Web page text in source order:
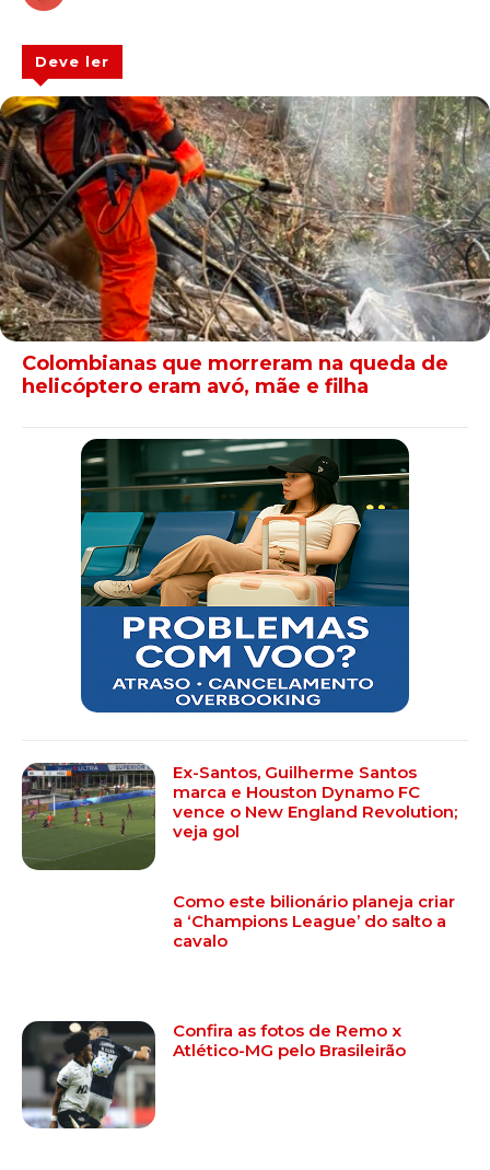
Deve ler
Colombianas que morreram na queda de
helicóptero eram avó, mãe e filha
Ex-Santos, Guilherme Santos
marca e Houston Dynamo FC
vence o New England Revolution;
veja gol
Como este bilionário planeja criar
a ‘Champions League’ do salto a
cavalo
Confira as fotos de Remo x
Atlético-MG pelo Brasileirão